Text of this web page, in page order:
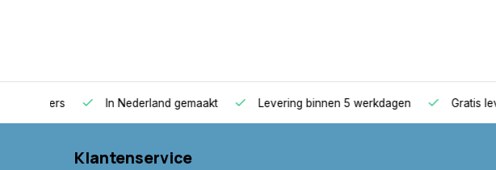
In Nederland gemaakt Levering binnen 5 werkdagen Gratis
Klantenservice